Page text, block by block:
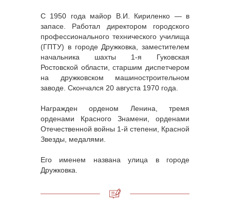
С 1950 года майор В.И. Кириленко — в
запасе. Работал директором городского
профессионального технического училища
(ГПТУ) в городе Дружковка, заместителем
начальника шахты 1-я Гуковская
Ростовской области, старшим диспетчером
на дружковском машиностроительном
заводе. Скончался 20 августа 1970 года.
Награжден орденом Ленина, тремя
орденами Красного Знамени, орденами
Отечественной войны 1-й степени, Красной
Звезды, медалями.
Его именем названа улица в городе
Дружковка.